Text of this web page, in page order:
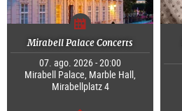
Mirabell Palace Concerts
07. ago. 2026 - 20:00
Mirabell Palace, Marble Hall,
Mirabellplatz 4